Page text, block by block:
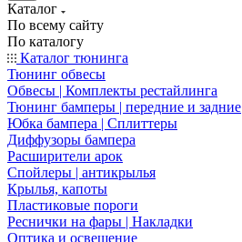
Каталог
По всему сайту
По каталогу
Каталог тюнинга
Тюнинг обвесы
Обвесы | Комплекты рестайлинга
Тюнинг бамперы | передние и задние
Юбка бампера | Сплиттеры
Диффузоры бампера
Расширители арок
Спойлеры | антикрылья
Крылья, капоты
Пластиковые пороги
Реснички на фары | Накладки
Оптика и освещение